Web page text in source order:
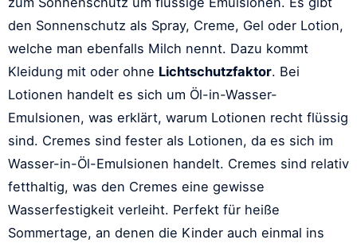
den Sonnenschutz als Spray, Creme, Gel oder Lotion,
welche man ebenfalls Milch nennt. Dazu kommt
Kleidung mit oder ohne Lichtschutzfaktor. Bei
Lotionen handelt es sich um Öl-in-Wasser-
Emulsionen, was erklärt, warum Lotionen recht flüssig
sind. Cremes sind fester als Lotionen, da es sich im
Wasser-in-Öl-Emulsionen handelt. Cremes sind relativ
fetthaltig, was den Cremes eine gewisse
Wasserfestigkeit verleiht. Perfekt für heiße
Sommertage, an denen die Kinder auch einmal ins